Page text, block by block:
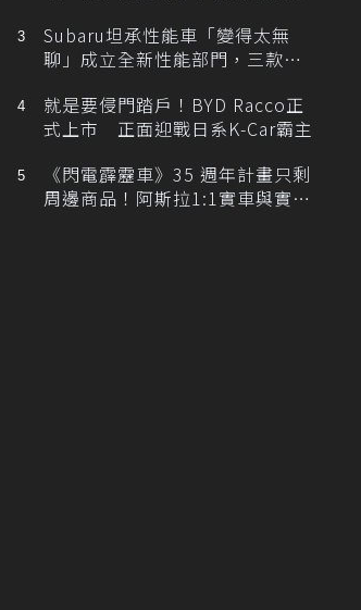
Subaru坦承性能車「變得太無
聊」成立全新性能部門，三款手
就是要侵門踏戶！BYD Racco正
式上市 正面迎戰日系K-Car霸主
《閃電霹靂車》35 週年計畫只剩
周邊商品！阿斯拉1:1實車與實體